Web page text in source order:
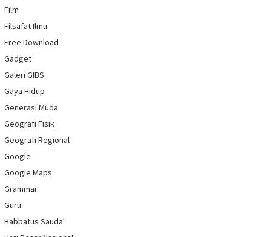
Film
Filsafat Ilmu
Free Download
Gadget
Galeri GIBS
Gaya Hidup
Generasi Muda
Geografi Fisik
Geografi Regional
Google
Google Maps
Grammar
Guru
Habbatus Sauda'